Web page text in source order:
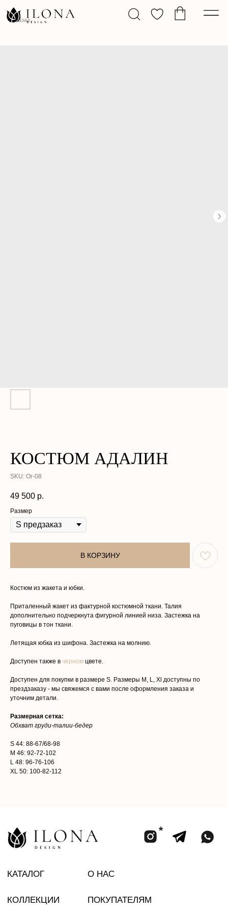
Назад
КОСТЮМ АДАЛИН
SKU: Or-08
49 500 р.
Размер
В КОРЗИНУ
Костюм из жакета и юбки.
Приталенный жакет из фактурной костюмной ткани. Талия
дополнительно подчеркнута фигурной линией низа. Застежка на
пуговицы в тон ткани.
Летящая юбка из шифона. Застежка на молнию.
Доступен также в черном цвете.
Доступен для покупки в размере S. Размеры M, L, Xl доступны по
прездзаказу - мы свяжемся с вами после оформления заказа и
уточним детали.
Размерная сетка:
Обхват груди-талии-бедер
S 44: 88-67/68-98
M 46: 92-72-102
L 48: 96-76-106
XL 50: 100-82-112
*Instagram принадлежит компании Meta,
Разработка сайта
ИНН 2002005858
Юридический адрес: улица ПУШКИНА, д. ДВЛД. 15, Чеченская
Республика, р-н Ачхой-Мартановский, г. ЯНДИ
Email: bisultanova.i@bk.ru
Политика в отношении обработки
персональных данных
КАТАЛОГ
АТЕЛЬЕ
КОЛЛЕКЦИИ
КОНТАКТЫ
О НАС
ПОКУПАТЕЛЯМ
Договор оферты